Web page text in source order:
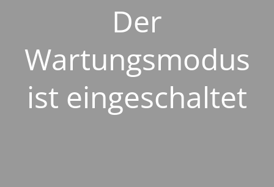
Der
Wartungsmodus
ist eingeschaltet